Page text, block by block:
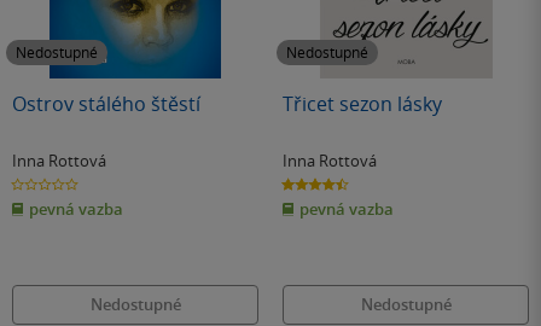
Nedostupné
Ostrov stálého štěstí
Inna Rottová
0.0
z
5
hvězdiček
pevná vazba
Nedostupné
Nedostupné
Třicet sezon lásky
Inna Rottová
4.5
z
5
hvězdiček
pevná vazba
Nedostupné